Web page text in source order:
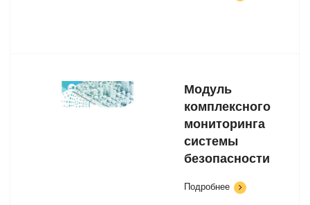
Модуль
комплексного
мониторинга
системы
безопасности
Подробнее